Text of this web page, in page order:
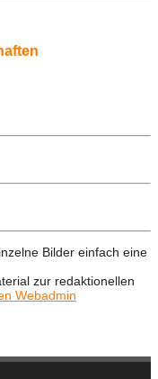
Bilder einfach eine
zur redaktionellen
Webadmin